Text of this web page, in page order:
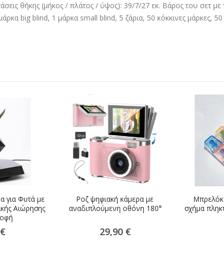
θήκης (μήκος / πλάτος / ύψος): 39/7/27 εκ. Βάρος του σετ
big blind, 1 μάρκα small blind, 5 ζάρια, 50 κόκκινες μάρκες,
για Φυτά με
Αιώρησης
Ροζ ψηφιακή κάμερα με
αναδιπλούμενη οθόνη 180°
29,90 €
Μπρελόκ
σχήμα